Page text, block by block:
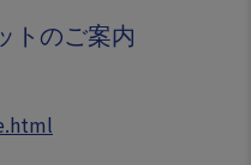
トのご案内